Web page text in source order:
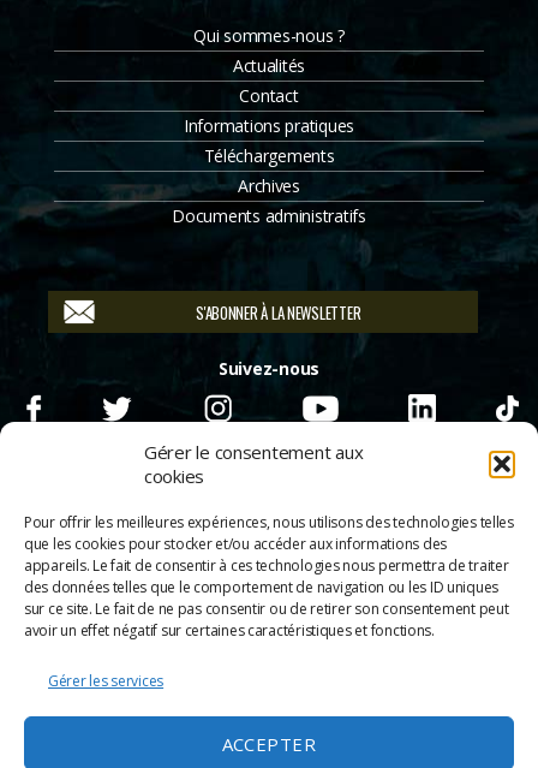
Gérer le consentement aux
cookies
Pour offrir les meilleures expériences, nous utilisons des technologies telles
que les cookies pour stocker et/ou accéder aux informations des
appareils. Le fait de consentir à ces technologies nous permettra de traiter
des données telles que le comportement de navigation ou les ID uniques
sur ce site. Le fait de ne pas consentir ou de retirer son consentement peut
avoir un effet négatif sur certaines caractéristiques et fonctions.
Gérer les services
ACCEPTER
Qui sommes-nous ?
Actualités
Contact
Informations pratiques
Téléchargements
Archives
Documents administratifs
S'ABONNER À LA NEWSLETTER
Suivez-nous
© 2026Scènes & Cinés